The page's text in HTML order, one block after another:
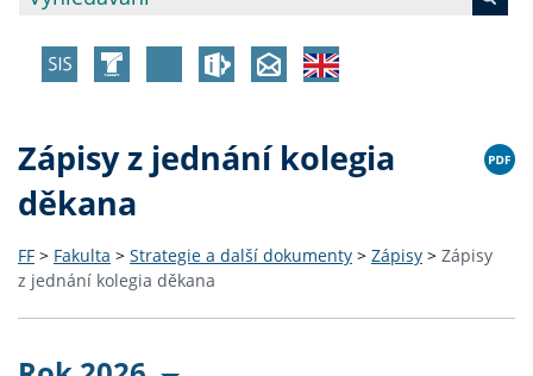
Zápisy z jednání kolegia
děkana
FF > Fakulta > Strategie a další dokumenty > Zápisy > Zápisy
z jednání kolegia děkana